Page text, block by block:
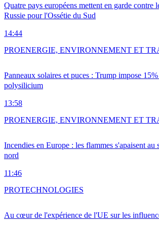
Quatre pays européens mettent en garde contre
Russie pour l'Ossétie du Sud
14:44
Panneaux solaires et puces : Trump impose
polysilicium
13:58
PROENERGIE, ENVIRONNEMENT ET
Incendies en Europe : les flammes s'apaisent au
nord
11:46
PROENERGIE, ENVIRONNEMENT ET
Au cœur de l'expérience de l'UE sur les
PROTECHNOLOGIES